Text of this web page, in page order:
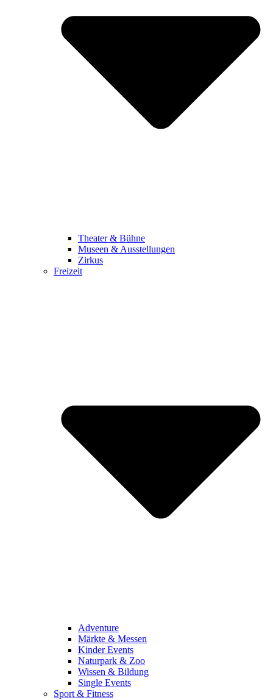
Theater & Bühne
Museen & Ausstellungen
Zirkus
Freizeit
Adventure
Märkte & Messen
Kinder Events
Naturpark & Zoo
Wissen & Bildung
Single Events
Sport & Fitness